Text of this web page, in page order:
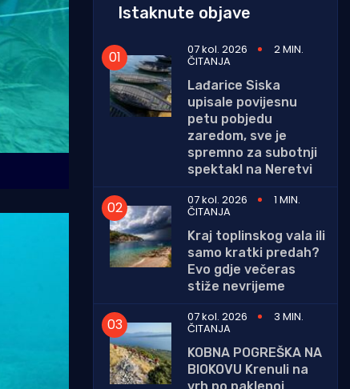
Istaknute objave
07 kol. 2026 2 MIN.
ČITANJA
Lađarice Siska
upisale povijesnu
petu pobjedu
zaredom, sve je
spremno za subotnji
spektakl na Neretvi
07 kol. 2026
1 MIN.
ČITANJA
Kraj toplinskog vala ili
samo kratki predah?
Evo gdje večeras
stiže nevrijeme
07 kol. 2026
3 MIN.
ČITANJA
KOBNA POGREŠKA NA
BIOKOVU Krenuli na
vrh po paklenoj